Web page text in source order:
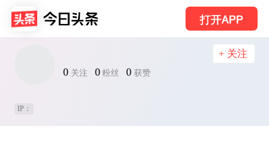
打开APP
0 关注 0 粉丝 0 获赞
+ 关注
IP：